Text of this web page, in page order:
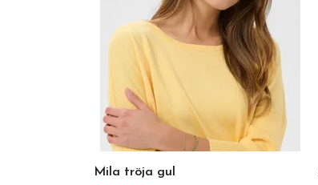
Mila tröja gul